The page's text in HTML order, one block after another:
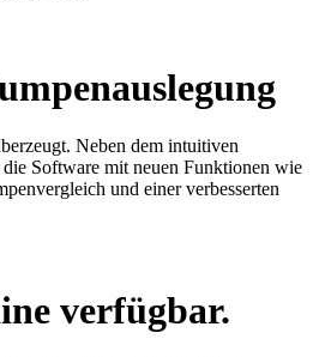
Neben dem intuitiven
Software mit neuen Funktionen wie
und einer verbesserten
verfügbar.